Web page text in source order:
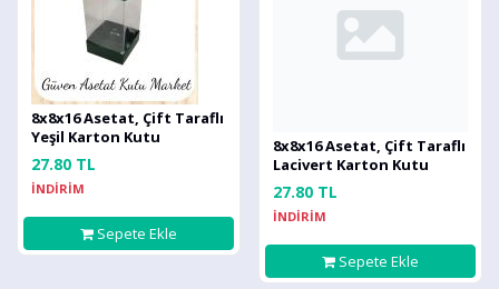
8x8x16 Asetat, Çift Taraflı
Yeşil Karton Kutu
27.80 TL
İNDİRİM
Sepete Ekle
8x8x16 Asetat, Çift Taraflı
Lacivert Karton Kutu
27.80 TL
İNDİRİM
Sepete Ekle